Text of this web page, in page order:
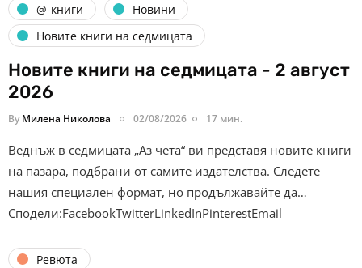
@-книги
Новини
Новите книги на седмицата
Новите книги на седмицата - 2 август
2026
By Милена Николова 02/08/2026 17 мин.
Веднъж в седмицата „Аз чета“ ви представя новите книги
на пазара, подбрани от самите издателства. Следете
нашия специален формат, но продължавайте да…
Сподели:FacebookTwitterLinkedInPinterestEmail
Ревюта